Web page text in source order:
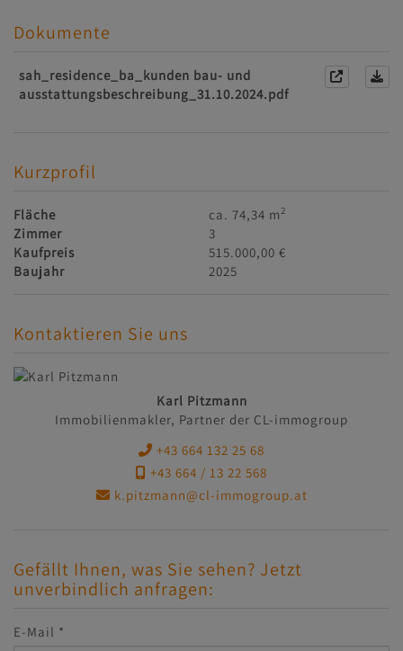
Dokumente
sah_residence_ba_kunden bau- und
ausstattungsbeschreibung_31.10.2024.pdf
Kurzprofil
Fläche ca. 74,34 m2
Zimmer
3
Kaufpreis
515.000,00 €
Baujahr
2025
Kontaktieren Sie uns
Karl Pitzmann
Immobilienmakler, Partner der CL-immogroup
+43 664 132 25 68
+43 664 / 13 22 568
k.pitzmann@cl-immogroup.at
Gefällt Ihnen, was Sie sehen? Jetzt
unverbindlich anfragen:
E-Mail